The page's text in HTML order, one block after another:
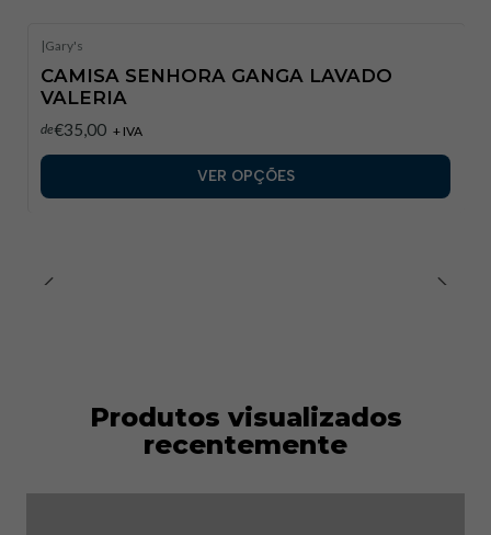
|Gary's
CAMISA SENHORA GANGA LAVADO
VALERIA
de€35,00 + IVA
VER OPÇÕES
Produtos visualizados
recentemente